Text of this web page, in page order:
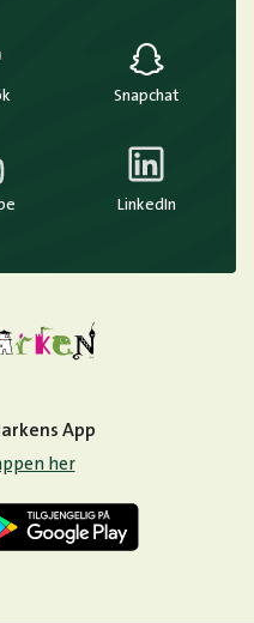
Snapchat
LinkedIn
App
her